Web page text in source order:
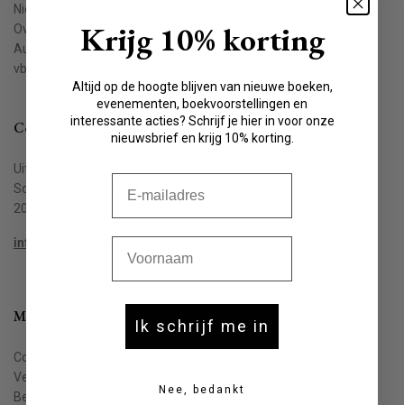
Nieuws
Over ons
Auteur worden
vbkbelgie.be
Contact
Uitgeverij Houtekiet
Schaliënstraat 1, bus 11
2000 Antwerpen
info@houtekiet.be
Meer info
Contact
Veelgestelde vragen
Bestellen & leveren
Krijg 10% korting
Altijd op de hoogte blijven van nieuwe boeken,
evenementen, boekvoorstellingen en
interessante acties? Schrijf je hier in voor onze
nieuwsbrief en krijg 10% korting.
Ik schrijf me in
Nee, bedankt